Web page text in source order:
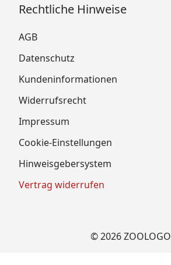
Rechtliche Hinweise
AGB
Datenschutz
Kundeninformationen
Widerrufsrecht
Impressum
Cookie-Einstellungen
Hinweisgebersystem
Vertrag widerrufen
© 2026 ZOOLOGO